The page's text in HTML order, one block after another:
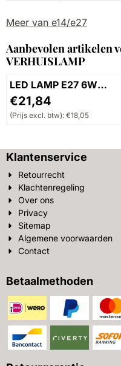
Meer van e14/e27
Aanbevolen artikelen
VERHUISLAMP
LED LAMP E27 6W
RGB+CCT
Prijs: 21,84, exclusief
€21,84
(Prijs excl. btw): €18,05
Klantenservice
Retourrecht
Klachtenregeling
Over ons
Privacy
Sitemap
Algemene voorwaarden
Contact
Betaalmethoden